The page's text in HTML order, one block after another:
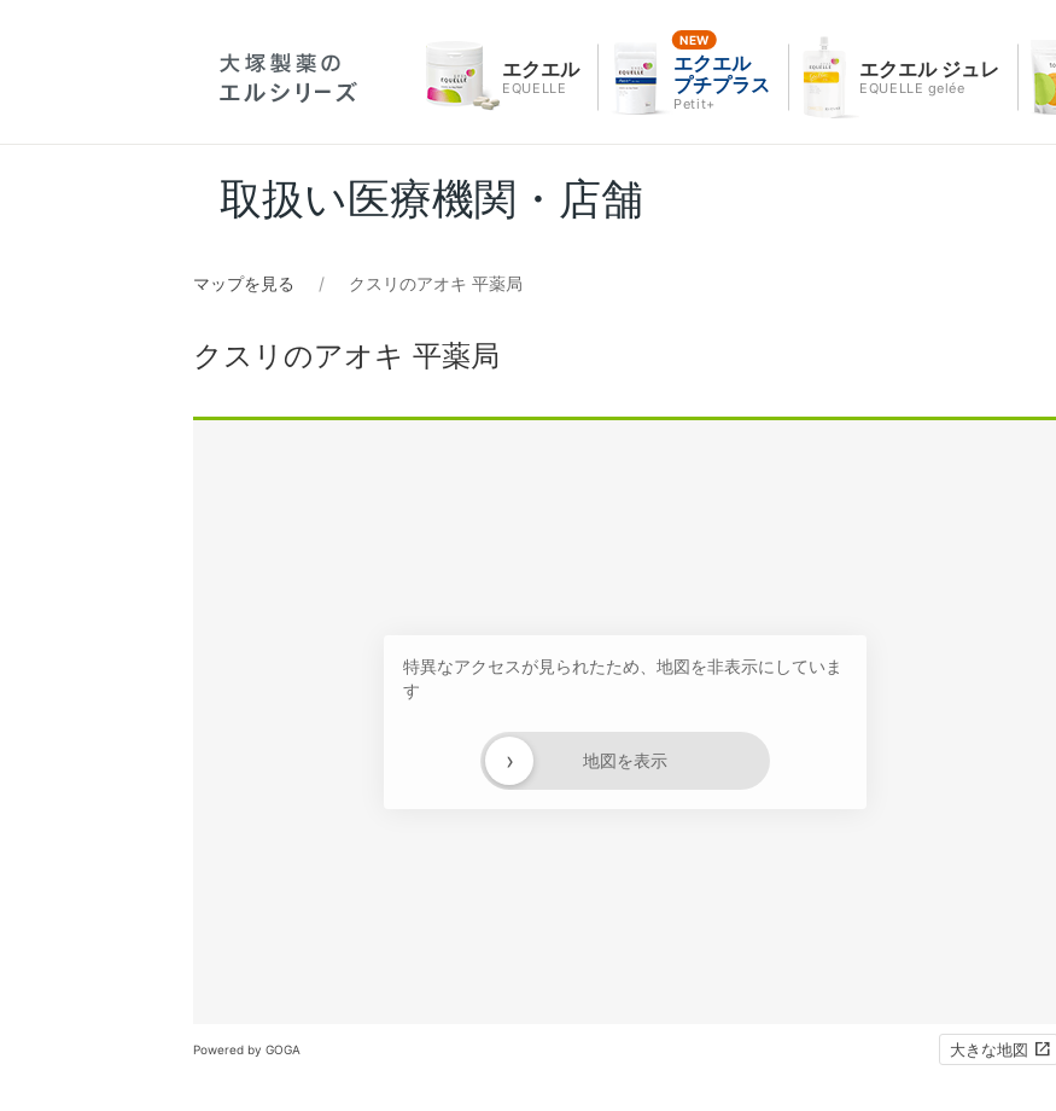
エクエル
EQUELLE
エクエル
プチプラス
Petit+
エクエル ジュレ
EQUELLE gelée
取扱い医療機関・店舗
マップを見る クスリのアオキ 平薬局
クスリのアオキ 平薬局
特異なアクセスが見られたため、地図を非表示にしていま
す
地図を表示
›
Powered by GOGA 大きな地図